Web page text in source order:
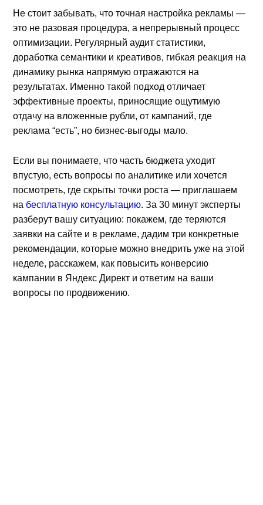
Не стоит забывать, что точная настройка рекламы —
это не разовая процедура, а непрерывный процесс
оптимизации. Регулярный аудит статистики,
доработка семантики и креативов, гибкая реакция на
динамику рынка напрямую отражаются на
результатах. Именно такой подход отличает
эффективные проекты, приносящие ощутимую
отдачу на вложенные рубли, от кампаний, где
реклама “есть”, но бизнес-выгоды мало.
Если вы понимаете, что часть бюджета уходит
впустую, есть вопросы по аналитике или хочется
посмотреть, где скрыты точки роста — приглашаем
на бесплатную консультацию. За 30 минут эксперты
разберут вашу ситуацию: покажем, где теряются
заявки на сайте и в рекламе, дадим три конкретные
рекомендации, которые можно внедрить уже на этой
неделе, расскажем, как повысить конверсию
кампании в Яндекс Директ и ответим на ваши
вопросы по продвижению.